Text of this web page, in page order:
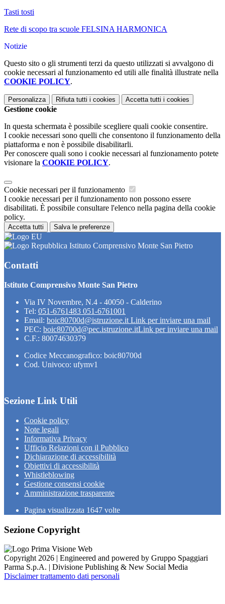
Tasti tosti
Rete di scopo tra scuole FELSINA HARMONICA
Notizie
Questo sito o gli strumenti terzi da questo utilizzati si avvalgono di
cookie necessari al funzionamento ed utili alle finalità illustrate nella
COOKIE POLICY.
Personalizza Rifiuta tutti i cookies Accetta tutti i cookies
Gestione cookie
In questa schermata è possibile scegliere quali cookie consentire.
I cookie necessari sono quelli che consentono il funzionamento della
piattaforma e non è possibile disabilitarli.
Per conoscere quali sono i cookie necessari al funzionamento potete
visionare la COOKIE POLICY.
Cookie necessari per il funzionamento
I cookie necessari per il funzionamento non possono essere
disabilitati. È possibile consultare l'elenco nella pagina della cookie
policy.
Accetta tutti Salva le preferenze
Istituto Comprensivo Monte San Pietro
Contatti
Istituto Comprensivo Monte San Pietro
Via IV Novembre, N.4 - 40050 - Calderino
Tel: 051-6761483 051-6761001
Email: boic80700d@istruzione.it Link per inviare una mail
PEC: boic80700d@pec.istruzione.itLink per inviare una mail
C.F.: 80074630379
Codice Meccanografico: boic80700d
Cod. Univoco: ufymv1
Sezione Link Utili
Cookie policy
Note legali
Informativa Privacy
Ufficio Relazioni con il Pubblico
Dichiarazione di accessibilità
Obiettivi di accessibilità
Whistleblowing
Gestione consensi cookie
Amministrazione trasparente
Pagina visualizzata 1647 volte
Sezione Copyright
Copyright 2026 | Engineered and powered by Gruppo Spaggiari
Parma S.p.A. | Divisione Publishing & New Social Media
Disclaimer trattamento dati personali